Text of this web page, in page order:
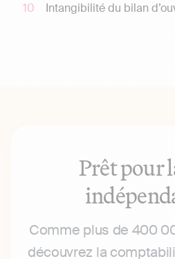
Intangibilité du bilan
Prêt pour
Comme plus de 400
découvrez la